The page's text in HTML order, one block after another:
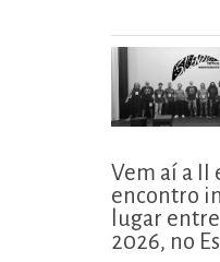
Vem aí a II
encontro
lugar
2026, no